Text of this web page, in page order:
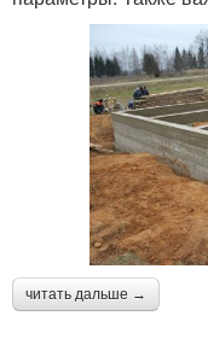
читать дальше →